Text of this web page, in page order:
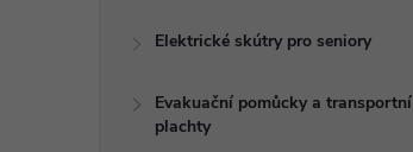
Elektrické skútry pro seniory
Evakuační pomůcky a transportní
plachty